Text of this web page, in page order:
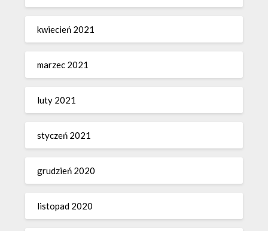
kwiecień 2021
marzec 2021
luty 2021
styczeń 2021
grudzień 2020
listopad 2020